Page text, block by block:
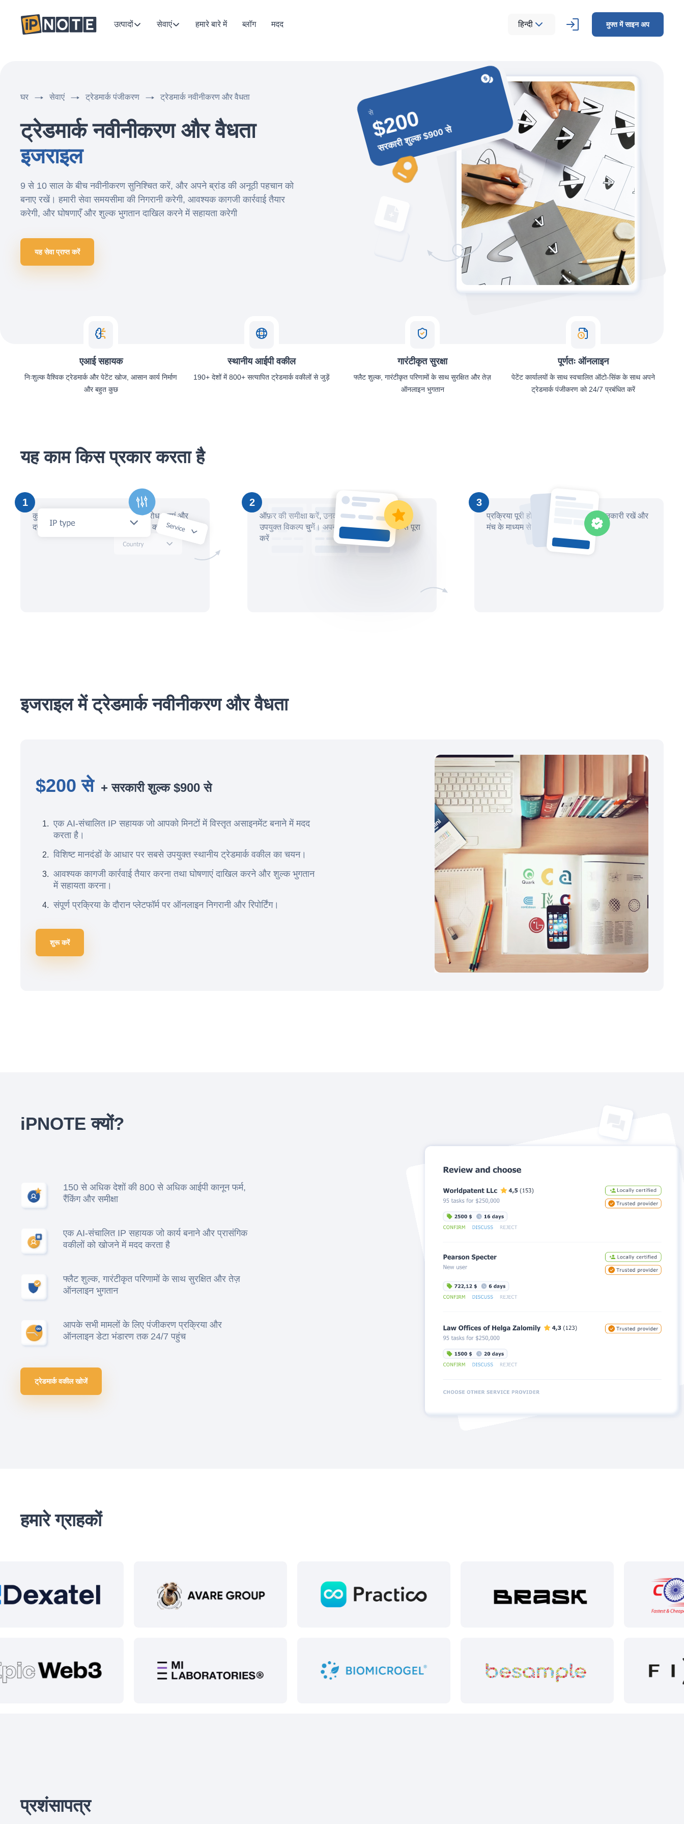
उत्पादों सेवाएं हमारे बारे में ब्लॉग मदद हिन्दी मुफ्त में साइन अप
घर सेवाएं ट्रेडमार्क पंजीकरण ट्रेडमार्क नवीनीकरण और वैधता
ट्रेडमार्क नवीनीकरण और वैधता
इजराइल
9 से 10 साल के बीच नवीनीकरण सुनिश्चित करें, और अपने ब्रांड की अनूठी पहचान को
बनाए रखें। हमारी सेवा समयसीमा की निगरानी करेगी, आवश्यक कागजी कार्रवाई तैयार
करेगी, और घोषणाएँ और शुल्क भुगतान दाखिल करने में सहायता करेगी
यह सेवा प्राप्त करें
से$200
सरकारी शुल्क $900 से
एआई सहायक
निःशुल्क वैश्विक ट्रेडमार्क और पेटेंट खोज, आसान कार्य निर्माण
और बहुत कुछ
स्थानीय आईपी वकील
190+ देशों में 800+ सत्यापित ट्रेडमार्क वकीलों से जुड़ें
गारंटीकृत सुरक्षा
फ्लैट शुल्क, गारंटीकृत परिणामों के साथ सुरक्षित और तेज़
ऑनलाइन भुगतान
पूर्णतः ऑनलाइन
पेटेंट कार्यालयों के साथ स्वचालित ऑटो-सिंक के साथ अपने
ट्रेडमार्क पंजीकरण को 24/7 प्रबंधित करें
यह काम किस प्रकार करता है
1
कुछ ही मिनटों में, AI सहायक के साथ अनुरोध बनाएं और
दर्जनों स्थानीय IP वकीलों से ऑफ़र प्राप्त करें
2
ऑफ़र की समीक्षा करें, उनकी तुलना करें और सबसे
उपयुक्त विकल्प चुनें। अपना लेनदेन सुरक्षित तरीके से पूरा
करें
3
प्रक्रिया पूरी होने तक प्रगति के बारे में जानकारी रखें और
मंच के माध्यम से अपने वकील से संवाद करें
इजराइल में ट्रेडमार्क नवीनीकरण और वैधता
$200 से + सरकारी शुल्क $900 से
एक AI-संचालित IP सहायक जो आपको मिनटों में विस्तृत असाइनमेंट बनाने में मदद
करता है।
विशिष्ट मानदंडों के आधार पर सबसे उपयुक्त स्थानीय ट्रेडमार्क वकील का चयन।
आवश्यक कागजी कार्रवाई तैयार करना तथा घोषणाएं दाखिल करने और शुल्क भुगतान
में सहायता करना।
संपूर्ण प्रक्रिया के दौरान प्लेटफॉर्म पर ऑनलाइन निगरानी और रिपोर्टिंग।
शुरू करें
iPNOTE क्यों?
150 से अधिक देशों की 800 से अधिक आईपी कानून फर्म,
रैंकिंग और समीक्षा
एक AI-संचालित IP सहायक जो कार्य बनाने और प्रासंगिक
वकीलों को खोजने में मदद करता है
फ्लैट शुल्क, गारंटीकृत परिणामों के साथ सुरक्षित और तेज़
ऑनलाइन भुगतान
आपके सभी मामलों के लिए पंजीकरण प्रक्रिया और
ऑनलाइन डेटा भंडारण तक 24/7 पहुंच
ट्रेडमार्क वकील खोजें
हमारे ग्राहकों
प्रशंसापत्र